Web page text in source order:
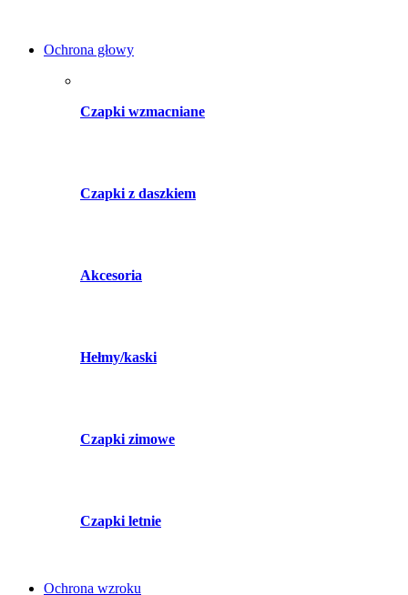
Ochrona głowy
Czapki wzmacniane
Czapki z daszkiem
Akcesoria
Hełmy/kaski
Czapki zimowe
Czapki letnie
Ochrona wzroku